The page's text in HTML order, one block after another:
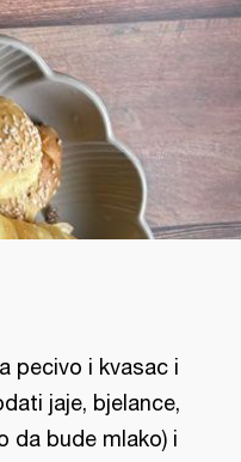
pecivo i kvasac i
jaje, bjelance,
da bude mlako) i